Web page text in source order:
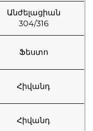
Անժելացիան
304/316
Ֆեստո
Հիվանդ
Հիվանդ